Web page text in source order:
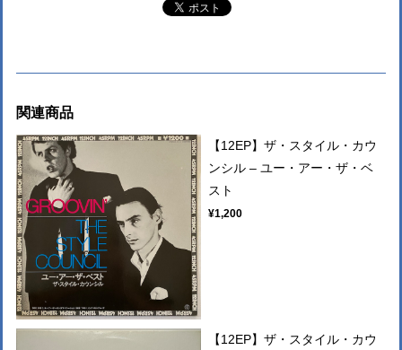
関連商品
【12EP】ザ・スタイル・カウ
ンシル – ユー・アー・ザ・ベ
スト
¥1,200
【12EP】ザ・スタイル・カウ